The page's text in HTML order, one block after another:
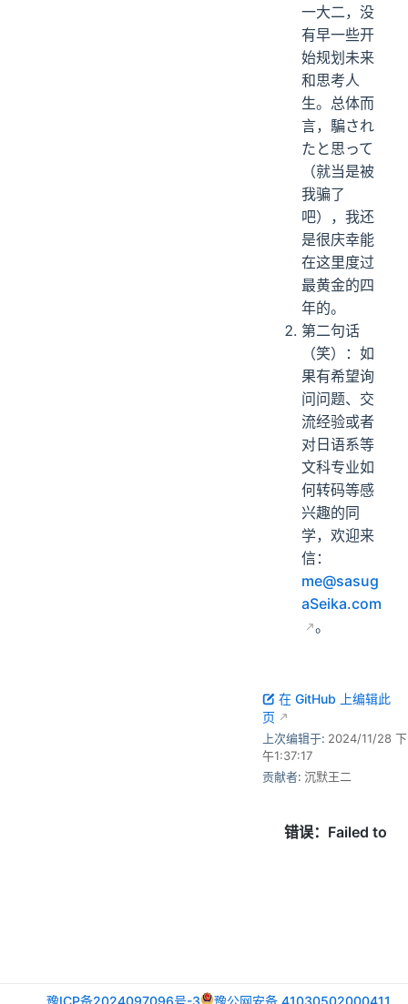
一大二，没
有早一些开
始规划未来
和思考人
生。总体而
言，騙され
たと思って
（就当是被
我骗了
吧），我还
是很庆幸能
在这里度过
最黄金的四
年的。
第二句话
（笑）：如
果有希望询
问问题、交
流经验或者
对日语系等
文科专业如
何转码等感
兴趣的同
学，欢迎来
信：
me@sasug
aSeika.com
。
在 GitHub 上编辑此
页
上次编辑于: 2024/11/28 下
午1:37:17
贡献者: 沉默王二
豫ICP备2024097096号-3 豫公网安备 41030502000411